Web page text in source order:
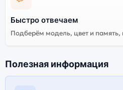
Быстро отвечаем
Подберём модель, цвет и
Полезная информация